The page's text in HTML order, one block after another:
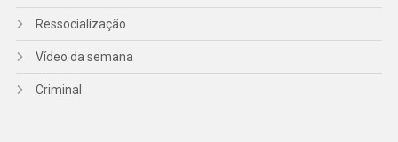
Ressocialização
Vídeo da semana
Criminal